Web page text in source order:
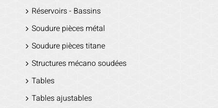
Réservoirs - Bassins
Soudure pièces métal
Soudure pièces titane
Structures mécano soudées
Tables
Tables ajustables